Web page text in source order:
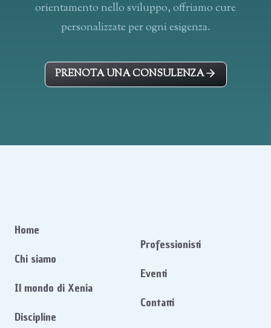
orientamento nello sviluppo, offriamo cure
personalizzate per ogni esigenza.
PRENOTA UNA CONSULENZA
Home
Chi siamo
Il mondo di Xenia
Discipline
Professionisti
Eventi
Contatti